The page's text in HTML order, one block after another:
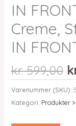
IN
Creme,
IN
kr.599,00
Varenummer (SKU):
Kategori: Produkter >